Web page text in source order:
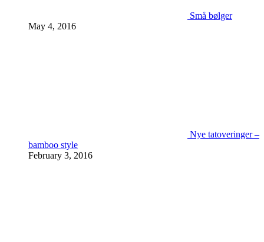
Små bølger
May 4, 2016
Nye tatoveringer –
bamboo style
February 3, 2016